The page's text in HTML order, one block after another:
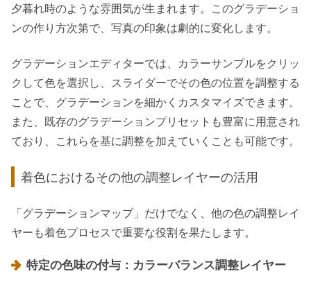
夕暮れ時のような雰囲気が生まれます。このグラデーショ
ンの作り方次第で、写真の印象は劇的に変化します。
グラデーションエディターでは、カラーサンプルをクリッ
クして色を選択し、スライダーでその色の位置を調整する
ことで、グラデーションを細かくカスタマイズできます。
また、既存のグラデーションプリセットも豊富に用意され
ており、これらを基に調整を加えていくことも可能です。
着色におけるその他の調整レイヤーの活用
「グラデーションマップ」だけでなく、他の色の調整レイ
ヤーも着色プロセスで重要な役割を果たします。
特定の色味の付与：カラーバランス調整レイヤー